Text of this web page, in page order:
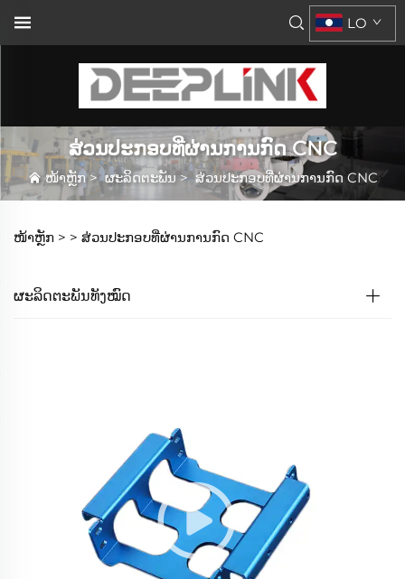
LO
ສ່ວນປະກອບທີ່ຜ່ານການກົດ CNC
ໜ້າຫຼັກ>ຜະລິດຕະພັນ >ສ່ວນປະກອບທີ່ຜ່ານການກົດ CNC
ໜ້າຫຼັກ > > ສ່ວນປະກອບທີ່ຜ່ານການກົດ CNC
ຜະລິດຕະພັນທັງໝົດ